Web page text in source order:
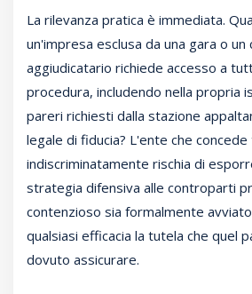
La rilevanza pratica è immediata.
un'impresa esclusa da una gara o
aggiudicatario richiede accesso a
procedura, includendo nella propria
pareri richiesti dalla stazione
legale di fiducia? L'ente che
indiscriminatamente rischia di
strategia difensiva alle controparti
contenzioso sia formalmente
qualsiasi efficacia la tutela che quel
dovuto assicurare.